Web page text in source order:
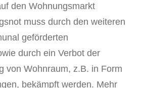
den Wohnungsmarkt
muss durch den weiteren
geförderten
durch ein Verbot der
von Wohnraum, z.B. in Form
bekämpft werden. Mehr